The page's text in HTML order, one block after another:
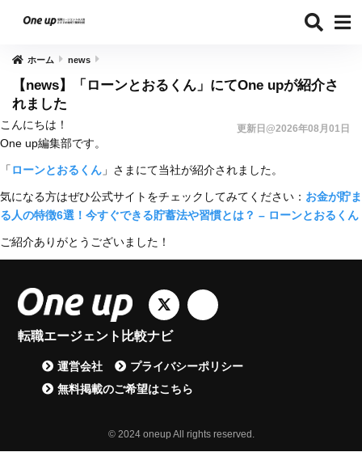
ホーム news
【news】「ローンとおるくん」にてOne upが紹介さ
れました
更新日@2026年08月01日
こんにちは！
One up編集部です。
「 ローンとおるくん 」さまにて当社が紹介されました。
気になる方はぜひ公式サイトをチェックしてみてください： お金が貯ま
る人の特徴6選！今すぐできる貯蓄法や習慣とは？ – ローンとおるくん
ご紹介ありがとうございました！
転職エージェント比較ナビ
運営会社
プライバシーポリシー
無料掲載のご希望はこちら
© 2024 oneup All rights reserved.